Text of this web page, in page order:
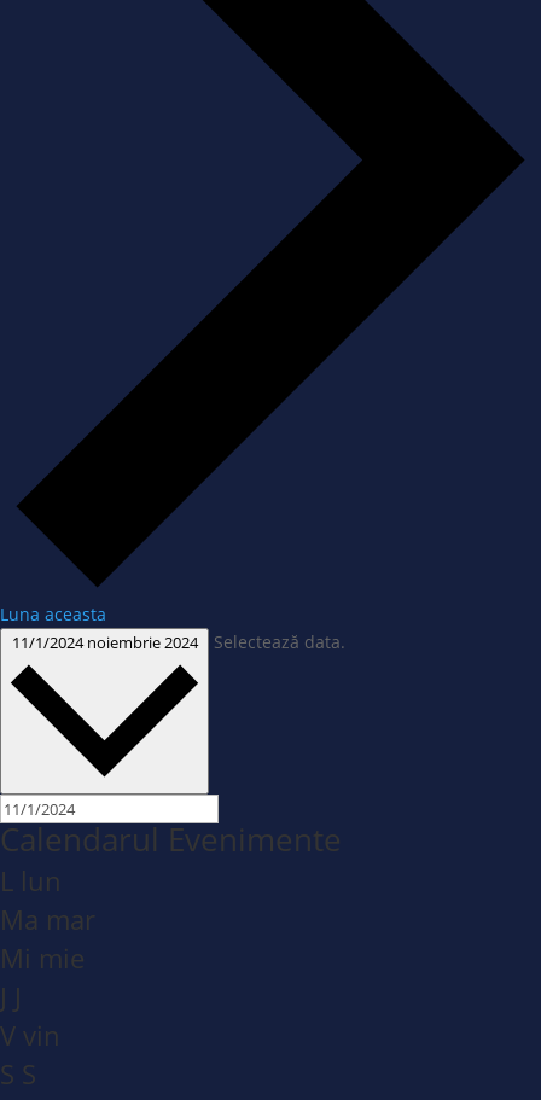
Luna aceasta
11/1/2024noiembrie 2024 Selectează data.
Calendarul Evenimente
L lun
Ma mar
Mi mie
J J
V vin
S S